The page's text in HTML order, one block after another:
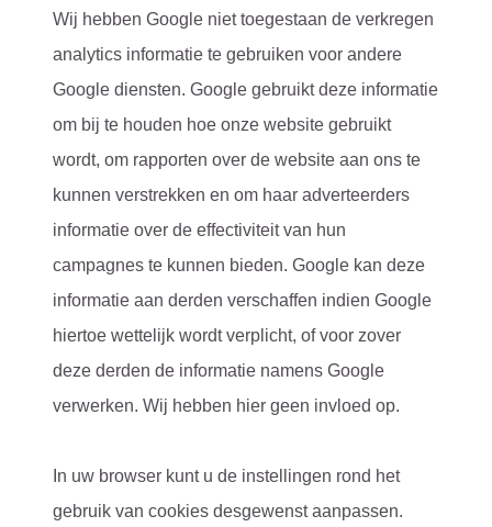
Wij hebben Google niet toegestaan de verkregen
analytics informatie te gebruiken voor andere
Google diensten. Google gebruikt deze informatie
om bij te houden hoe onze website gebruikt
wordt, om rapporten over de website aan ons te
kunnen verstrekken en om haar adverteerders
informatie over de effectiviteit van hun
campagnes te kunnen bieden. Google kan deze
informatie aan derden verschaffen indien Google
hiertoe wettelijk wordt verplicht, of voor zover
deze derden de informatie namens Google
verwerken. Wij hebben hier geen invloed op.
In uw browser kunt u de instellingen rond het
gebruik van cookies desgewenst aanpassen.